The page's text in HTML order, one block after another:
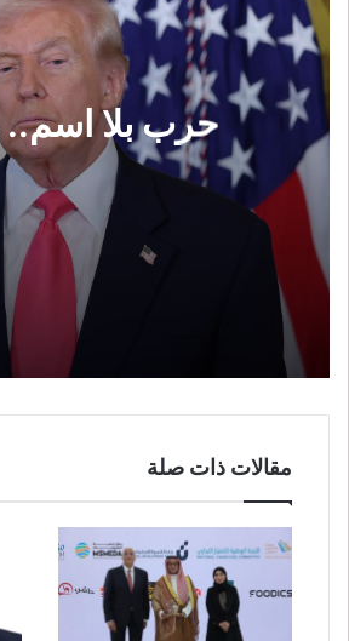
حرب بلا اسم..
حرب بلا اسم.. هل فقد ترامب
اندرايف تطلق مسابقة
مقالات ذات صلة